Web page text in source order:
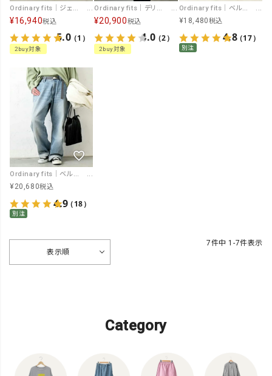
¥16,940税込
5.0（1）
2buy対象
¥20,900税込
4.0（2）
2buy対象
¥18,480税込
4.8（17）
別注
Ordinary fits｜ベルト付きデニムパンツ [[OLF-P037]][C]
¥20,680税込
4.9（18）
別注
表示順
7件中 1 -7件表示
Category